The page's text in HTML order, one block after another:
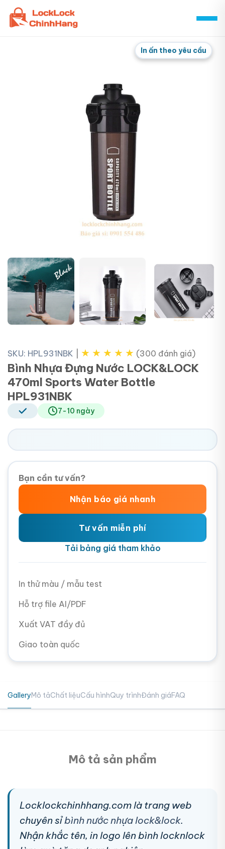
Skip
content
In ấn theo yêu cầu
SKU: HPL931NBK ★ ★ ★ ★ ★ (300 đánh giá)
Bình Nhựa Đựng Nước LOCK&LOCK
470ml Sports Water Bottle
HPL931NBK
7-10 ngày
Bạn cần tư vấn?
Nhận báo giá nhanh
Tư vấn miễn phí
Tải bảng giá tham khảo
In thử màu / mẫu test
Hỗ trợ file AI/PDF
Xuất VAT đầy đủ
Giao toàn quốc
GalleryMô tảChất liệuCấu hìnhQuy trìnhĐánh giáFAQ
Mô tả sản phẩm
Locklockchinhhang.com là trang web
chuyên sỉbình nước nhựa lock&lock.
Nhận khắc tên, in logo lên bình locknlock